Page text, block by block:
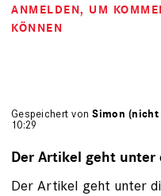
ANMELDEN, UM
KÖNNEN
Gespeichert vonSimon
10:29
Der Artikel geht unter
Der Artikel geht unter